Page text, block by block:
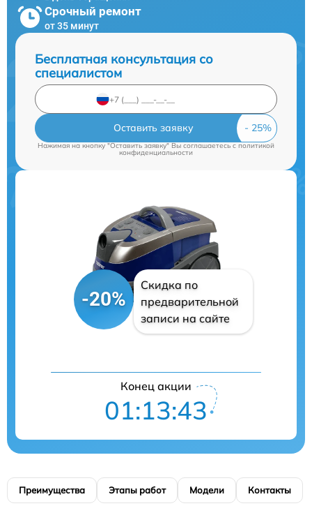
Срочный ремонт
от 35 минут
Бесплатная консультация со
специалистом
Оставить заявку
Нажимая на кнопку "Оставить заявку" Вы соглашаетесь c политикой
конфиденциальности
-20%
Скидка по
предварительной
записи на сайте
Конец акции
01:13:42
Преимущества Этапы работ Модели Контакты